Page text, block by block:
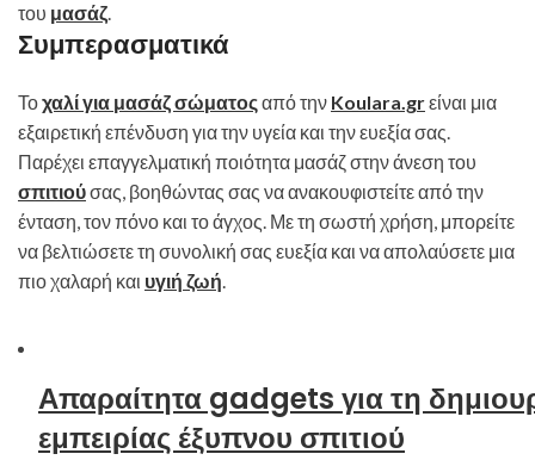
του μασάζ.
Συμπερασματικά
Τοχαλί για μασάζ σώματοςαπό την Koulara.grείναι μια
εξαιρετική επένδυση για την υγεία και την ευεξία σας.
Παρέχει επαγγελματική ποιότητα μασάζ στην άνεση του
σπιτιούσας, βοηθώντας σας να ανακουφιστείτε από την
ένταση, τον πόνο και το άγχος. Με τη σωστή χρήση, μπορείτε
να βελτιώσετε τη συνολική σας ευεξία και να απολαύσετε μια
πιο χαλαρή και υγιή ζωή.
Απαραίτητα gadgets για τη
εμπειρίας έξυπνου σπιτιού